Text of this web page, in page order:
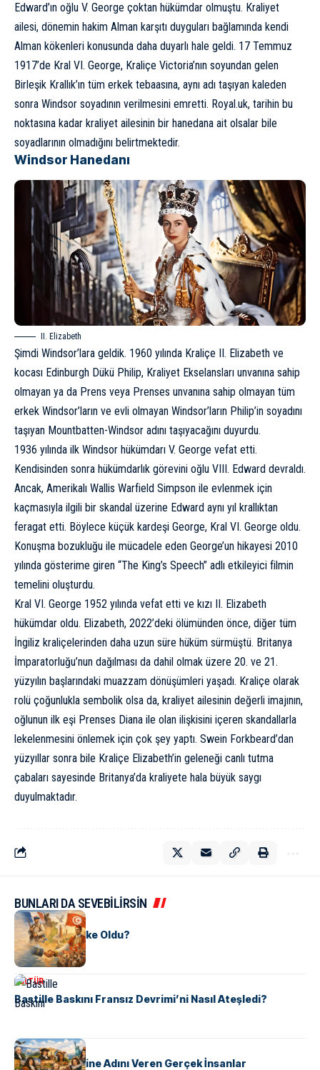
Edward’ın oğlu V. George çoktan hükümdar olmuştu. Kraliyet
ailesi, dönemin hakim Alman karşıtı duyguları bağlamında kendi
Alman kökenleri konusunda daha duyarlı hale geldi. 17 Temmuz
1917’de Kral VI. George, Kraliçe Victoria’nın soyundan gelen
Birleşik Krallık’ın tüm erkek tebaasına, aynı adı taşıyan kaleden
sonra Windsor soyadının verilmesini emretti. Royal.uk, tarihin bu
noktasına kadar kraliyet ailesinin bir hanedana ait olsalar bile
soyadlarının olmadığını belirtmektedir.
Windsor Hanedanı
II. Elizabeth
Şimdi Windsor’lara geldik. 1960 yılında Kraliçe II. Elizabeth ve
kocası Edinburgh Dükü Philip, Kraliyet Ekselansları unvanına sahip
olmayan ya da Prens veya Prenses unvanına sahip olmayan tüm
erkek Windsor’ların ve evli olmayan Windsor’ların Philip’in soyadını
taşıyan Mountbatten-Windsor adını taşıyacağını duyurdu.
1936 yılında ilk Windsor hükümdarı V. George vefat etti.
Kendisinden sonra hükümdarlık görevini oğlu VIII. Edward devraldı.
Ancak, Amerikalı Wallis Warfield Simpson ile evlenmek için
kaçmasıyla ilgili bir skandal üzerine Edward aynı yıl krallıktan
feragat etti. Böylece küçük kardeşi George, Kral VI. George oldu.
Konuşma bozukluğu ile mücadele eden George’un hikayesi 2010
yılında gösterime giren “The King’s Speech” adlı etkileyici filmin
temelini oluşturdu.
Kral VI. George 1952 yılında vefat etti ve kızı II. Elizabeth
hükümdar oldu. Elizabeth, 2022’deki ölümünden önce, diğer tüm
İngiliz kraliçelerinden daha uzun süre hüküm sürmüştü. Britanya
İmparatorluğu’nun dağılması da dahil olmak üzere 20. ve 21.
yüzyılın başlarındaki muazzam dönüşümleri yaşadı. Kraliçe olarak
rolü çoğunlukla sembolik olsa da, kraliyet ailesinin değerli imajının,
oğlunun ilk eşi Prenses Diana ile olan ilişkisini içeren skandallarla
lekelenmesini önlemek için çok şey yaptı. Swein Forkbeard’dan
yüzyıllar sonra bile Kraliçe Elizabeth’in geleneği canlı tutma
çabaları sayesinde Britanya’da kraliyete hala büyük saygı
duyulmaktadır.
BUNLARI DA SEVEBİLİRSİN
KÜLTÜR
Tunus Nasıl Ülke Oldu?
KÜLTÜR
Bastille Baskını Fransız Devrimi’ni Nasıl Ateşledi?
KÜLTÜR
ABD Eyaletlerine Adını Veren Gerçek İnsanlar